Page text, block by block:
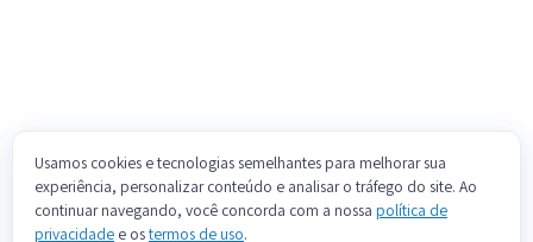
Usamos cookies e tecnologias semelhantes para melhorar sua
experiência, personalizar conteúdo e analisar o tráfego do site. Ao
continuar navegando, você concorda com a nossa política de
privacidade e ostermos de uso.